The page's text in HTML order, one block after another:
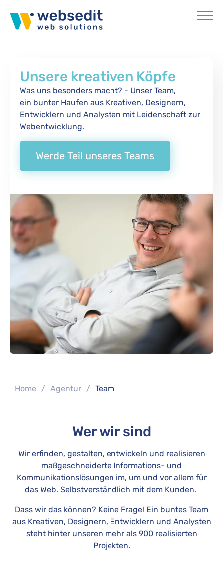
Unsere kreativen Köpfe
Was uns besonders macht? - Unser Team,
ein bunter Haufen aus Kreativen, Designern,
Entwicklern und Analysten mit Leidenschaft zur
Webentwicklung.
Werde Teil unseres Teams
You are here:
Home Agentur Team
Wer wir sind
Wir erfinden, gestalten, entwickeln und realisieren
maßgeschneiderte Informations- und
Kommunikationslösungen im, um und vor allem für
das Web. Selbstverständlich mit dem Kunden.
Dass wir das können? Keine Frage! Ein buntes Team
aus Kreativen, Designern, Entwicklern und Analysten
steht hinter unseren mehr als 900 realisierten
Projekten.